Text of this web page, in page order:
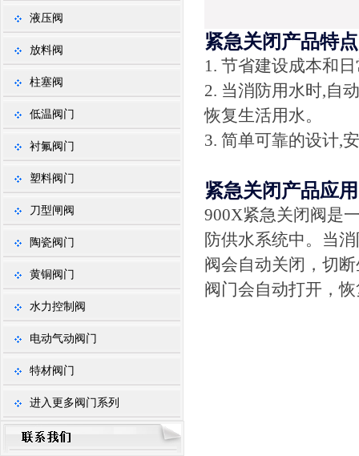
液压阀
放料阀
柱塞阀
低温阀门
衬氟阀门
塑料阀门
刀型闸阀
陶瓷阀门
黄铜阀门
水力控制阀
电动气动阀门
特材阀门
进入更多阀门系列
紧急关闭产品特
1. 节省建设成本和
2. 当消防用水时,自
恢复生活用水。
3. 简单可靠的设计,
紧急关闭产品应
900X紧急关闭阀是
防供水系统中。当
阀会自动关闭，切
阀门会自动打开，